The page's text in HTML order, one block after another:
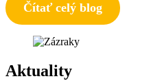
Čítať celý blog
Aktuality